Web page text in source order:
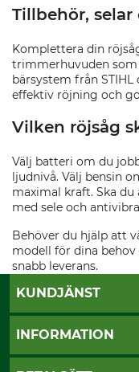
Tillbehör,
Komplettera din
trimmerhuvuden som
bärsystem från
effektiv röjning och
Vilken röjsåg
Välj batteri om du
ljudnivå. Välj bensin
maximal kraft. Ska du
med sele och
Behöver du hjälp att
modell för dina
snabb leverans.
KUNDJÄNST
Öppettider
Vanliga frågor
INFORMATION